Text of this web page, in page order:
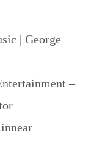
| George
–